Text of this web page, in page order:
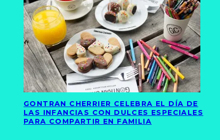
GONTRAN CHERRIER CELEBRA EL DÍA DE
LAS INFANCIAS CON DULCES ESPECIALES
PARA COMPARTIR EN FAMILIA